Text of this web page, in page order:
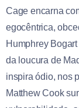
Cage encarna
egocêntrica,
Humphrey
da loucura de
inspira ódio, nos
Matthew Cook